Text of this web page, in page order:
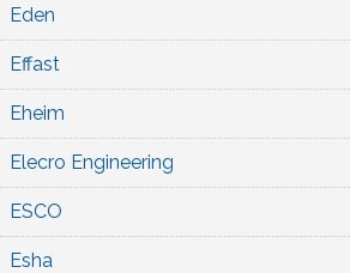
Eden
Effast
Eheim
Elecro Engineering
ESCO
Esha